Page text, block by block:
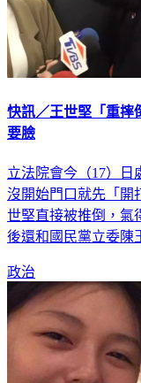
快訊／王世堅「重
要臉
立法院會今（17）日
沒開始門口就先「開
世堅直接被推倒，氣
後還和國民黨立委陳
政治